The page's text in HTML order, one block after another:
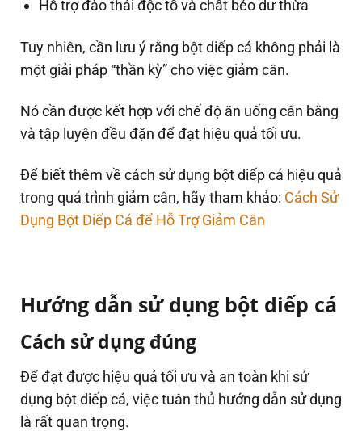
Hỗ trợ đào thải độc tố và chất béo dư thừa
Tuy nhiên, cần lưu ý rằng bột diếp cá không phải là
một giải pháp “thần kỳ” cho việc giảm cân.
Nó cần được kết hợp với chế độ ăn uống cân bằng
và tập luyện đều đặn để đạt hiệu quả tối ưu.
Để biết thêm về cách sử dụng bột diếp cá hiệu quả
trong quá trình giảm cân, hãy tham khảo: Cách Sử
Dụng Bột Diếp Cá để Hỗ Trợ Giảm Cân
Hướng dẫn sử dụng bột diếp cá
Cách sử dụng đúng
Để đạt được hiệu quả tối ưu và an toàn khi sử
dụng bột diếp cá, việc tuân thủ hướng dẫn sử dụng
là rất quan trọng.